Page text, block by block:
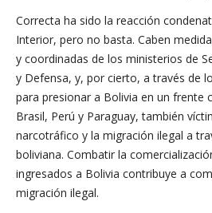
Correcta ha sido la reacción
Interior, pero no basta. Caben
y coordinadas de los ministerios de
y Defensa, y, por cierto, a través de
para presionar a Bolivia en un frente
Brasil, Perú y Paraguay, también
narcotráfico y la migración ilegal a
boliviana. Combatir la
ingresados a Bolivia contribuye a
migración ilegal.